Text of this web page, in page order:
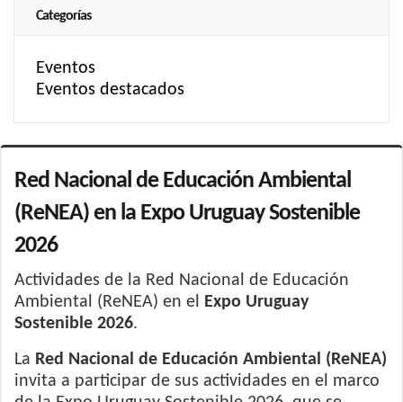
Categorías
Eventos
Eventos destacados
Red Nacional de Educación Ambiental
(ReNEA) en la Expo Uruguay Sostenible
2026
Actividades de la Red Nacional de Educación
Ambiental (ReNEA) en el Expo Uruguay
Sostenible 2026.
La Red Nacional de Educación Ambiental (ReNEA)
invita a participar de sus actividades en el marco